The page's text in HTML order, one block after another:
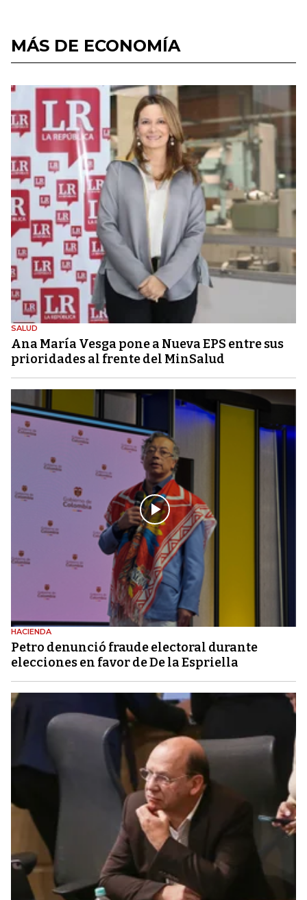
MÁS DE ECONOMÍA
SALUD
Ana María Vesga pone a Nueva EPS entre sus
prioridades al frente del MinSalud
HACIENDA
Petro denunció fraude electoral durante
elecciones en favor de De la Espriella